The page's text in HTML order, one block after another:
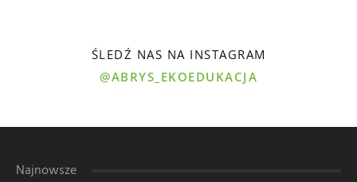
ŚLEDŹ NAS NA INSTAGRAM
@ABRYS_EKOEDUKACJA
Najnowsze